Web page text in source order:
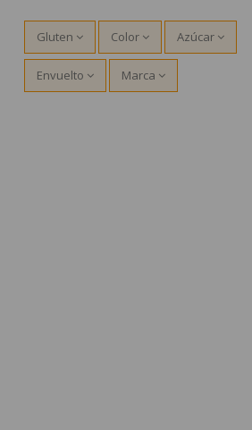
Gluten Color Azúcar
Envuelto Marca